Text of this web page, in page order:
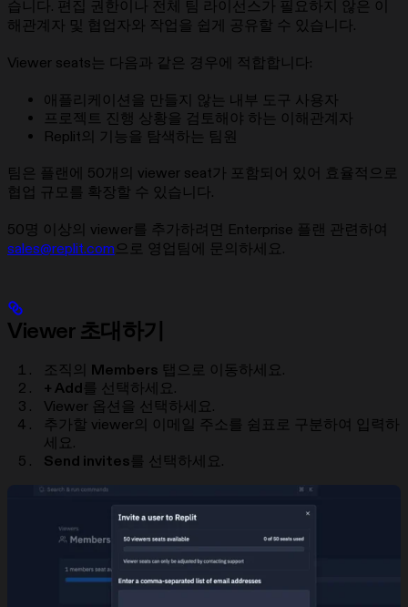
습니다. 편집 권한이나 전체 팀 라이선스가 필요하지 않은 이
해관계자 및 협업자와 작업을 쉽게 공유할 수 있습니다.
Viewer seats는 다음과 같은 경우에 적합합니다:
애플리케이션을 만들지 않는 내부 도구 사용자
프로젝트 진행 상황을 검토해야 하는 이해관계자
Replit의 기능을 탐색하는 팀원
팀은 플랜에 50개의 viewer seat가 포함되어 있어 효율적으로
협업 규모를 확장할 수 있습니다.
50명 이상의 viewer를 추가하려면 Enterprise 플랜 관련하여
sales@replit.com으로 영업팀에 문의하세요.
Viewer 초대하기
조직의 Members 탭으로 이동하세요.
+ Add 를 선택하세요.
Viewer 옵션을 선택하세요.
추가할 viewer의 이메일 주소를 쉼표로 구분하여 입력하
세요.
Send invites 를 선택하세요.